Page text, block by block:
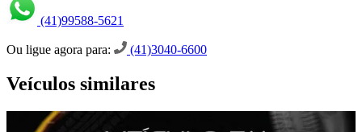
(41)99588-5621
Ou ligue agora para: (41)3040-6600
Veículos similares